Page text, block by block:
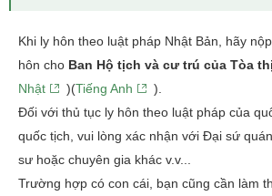
Khi ly hôn theo luật pháp Nhật Bản, hãy
hôn cho Ban Hộ tịch và cư trú của Tòa
Nhật
)(Tiếng Anh
).
Đối với thủ tục ly hôn theo luật pháp của
quốc tịch, vui lòng xác nhận với Đại sứ
sư hoặc chuyên gia khác v.v...
Trường hợp có con cái, bạn cũng cần làm